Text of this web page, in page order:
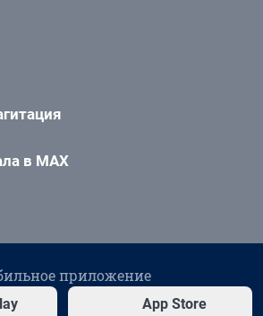
в MAX
приложение
App Store